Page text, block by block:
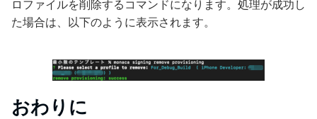
ロファイルを削除するコマンドになります。処理が成功し
た場合は、以下のように表示されます。
おわりに